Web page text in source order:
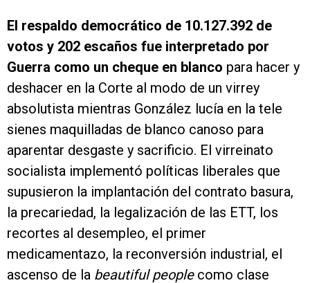
El respaldo democrático de 10.127.392 de
votos y 202 escaños fue interpretado por
Guerra como un cheque en blanco para hacer y
deshacer en la Corte al modo de un virrey
absolutista mientras González lucía en la tele
sienes maquilladas de blanco canoso para
aparentar desgaste y sacrificio. El virreinato
socialista implementó políticas liberales que
supusieron la implantación del contrato basura,
la precariedad, la legalización de las ETT, los
recortes al desempleo, el primer
medicamentazo, la reconversión industrial, el
ascenso de la beautiful peoplecomo clase